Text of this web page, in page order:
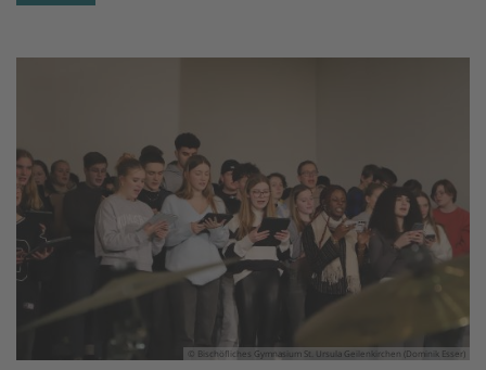
© Bischöfliches Gymnasium St. Ursula Geilenkirchen (Dominik Esser)